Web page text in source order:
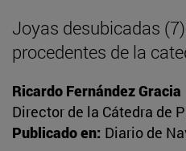
Joyas desubicadas
procedentes de la
Ricardo Fernández Gracia
Director de la Cátedra de
Publicado en: Diario de